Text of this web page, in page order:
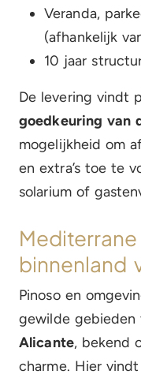
Veranda,
(afhankelijk
10 jaar
De levering vindt
goedkeuring van
mogelijkheid om
en extra’s toe te
solarium of
binnenland
Pinoso en
gewilde gebieden
Alicante, bekend
charme. Hier